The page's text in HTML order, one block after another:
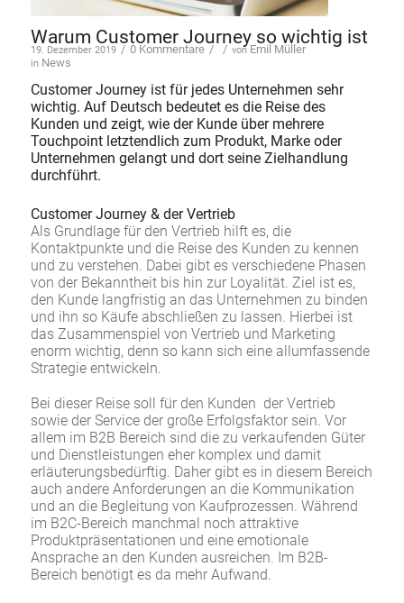
Warum Customer Journey so wichtig ist
19. Dezember 2019 / 0 Kommentare /
in News
/ von Emil Müller
Customer Journey ist für jedes Unternehmen sehr
wichtig. Auf Deutsch bedeutet es die Reise des
Kunden und zeigt, wie der Kunde über mehrere
Touchpoint letztendlich zum Produkt, Marke oder
Unternehmen gelangt und dort seine Zielhandlung
durchführt.
Customer Journey & der Vertrieb
Als Grundlage für den Vertrieb hilft es, die
Kontaktpunkte und die Reise des Kunden zu kennen
und zu verstehen. Dabei gibt es verschiedene Phasen
von der Bekanntheit bis hin zur Loyalität. Ziel ist es,
den Kunde langfristig an das Unternehmen zu binden
und ihn so Käufe abschließen zu lassen. Hierbei ist
das Zusammenspiel von Vertrieb und Marketing
enorm wichtig, denn so kann sich eine allumfassende
Strategie entwickeln.
Bei dieser Reise soll für den Kunden der Vertrieb
sowie der Service der große Erfolgsfaktor sein. Vor
allem im B2B Bereich sind die zu verkaufenden Güter
und Dienstleistungen eher komplex und damit
erläuterungsbedürftig. Daher gibt es in diesem Bereich
auch andere Anforderungen an die Kommunikation
und an die Begleitung von Kaufprozessen. Während
im B2C-Bereich manchmal noch attraktive
Produktpräsentationen und eine emotionale
Ansprache an den Kunden ausreichen. Im B2B-
Bereich benötigt es da mehr Aufwand.